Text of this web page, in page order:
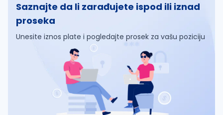
Saznajte da li zarađujete ispod ili iznad
proseka
Unesite iznos plate i pogledajte prosek za vašu poziciju